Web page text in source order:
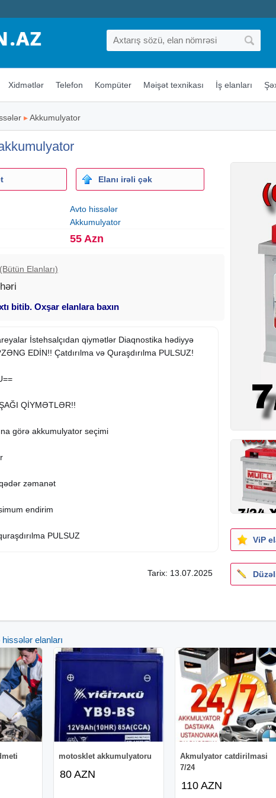
Xidmətlər Telefon Kompüter Məişət texnikası İş elanları
▸Akkumulyator
Elanı irəli çək
Avto hissələr
Akkumulyator
55 Azn
(Bütün Elanları)
bitib. Oxşar elanlara baxın
İstehsalçıdan qiymətlər Diaqnostika hədiyyə
EDİN!! Çatdırılma və Quraşdırılma PULSUZ!
QİYMƏTLƏR!!
görə akkumulyator seçimi
zəmanət
endirim
PULSUZ
forması
təzədir
ilə işləyirik
fərdi yanaşma
forması, biz ƏDV ilə işləyirik!
daxildir:
Tarix: 13.07.2025
ViP
elanları
motosklet akkumulyatoru
80 AZN
Akmulyator catdirilmasi
7/24
110 AZN